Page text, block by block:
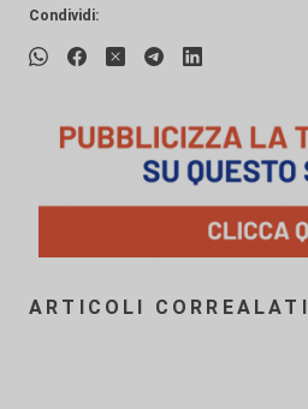
Condividi:
ARTICOLI CORREALATI